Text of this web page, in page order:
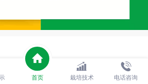
首页 栽培技术 电话咨询